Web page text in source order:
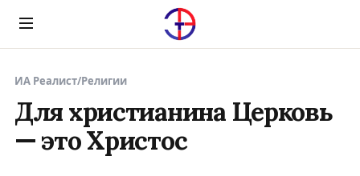
Menu
ИА Реалист/Религии
Для христианина Церковь
— это Христос